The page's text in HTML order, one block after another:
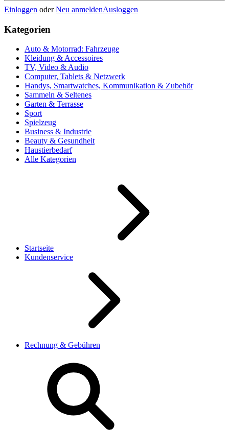
Einloggen oderNeu anmeldenAusloggen
Kategorien
Auto & Motorrad: Fahrzeuge
Kleidung & Accessoires
TV, Video & Audio
Computer, Tablets & Netzwerk
Handys, Smartwatches, Kommunikation & Zubehör
Sammeln & Seltenes
Garten & Terrasse
Sport
Spielzeug
Business & Industrie
Beauty & Gesundheit
Haustierbedarf
Alle Kategorien
Startseite
Kundenservice
Rechnung & Gebühren